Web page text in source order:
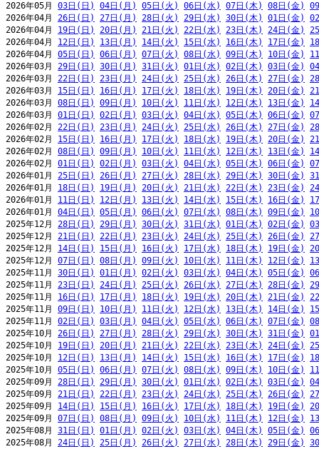
2026年05月 03日(日) 04日(月) 05日(火) 06日(水) 07日(木) 08日(金)
2026年04月 26日(日) 27日(月) 28日(火) 29日(水) 30日(木) 01日(金)
2026年04月 19日(日) 20日(月) 21日(火) 22日(水) 23日(木) 24日(金)
2026年04月 12日(日) 13日(月) 14日(火) 15日(水) 16日(木) 17日(金)
2026年04月 05日(日) 06日(月) 07日(火) 08日(水) 09日(木) 10日(金)
2026年03月 29日(日) 30日(月) 31日(火) 01日(水) 02日(木) 03日(金)
2026年03月 22日(日) 23日(月) 24日(火) 25日(水) 26日(木) 27日(金)
2026年03月 15日(日) 16日(月) 17日(火) 18日(水) 19日(木) 20日(金)
2026年03月 08日(日) 09日(月) 10日(火) 11日(水) 12日(木) 13日(金)
2026年03月 01日(日) 02日(月) 03日(火) 04日(水) 05日(木) 06日(金)
2026年02月 22日(日) 23日(月) 24日(火) 25日(水) 26日(木) 27日(金)
2026年02月 15日(日) 16日(月) 17日(火) 18日(水) 19日(木) 20日(金)
2026年02月 08日(日) 09日(月) 10日(火) 11日(水) 12日(木) 13日(金)
2026年02月 01日(日) 02日(月) 03日(火) 04日(水) 05日(木) 06日(金)
2026年01月 25日(日) 26日(月) 27日(火) 28日(水) 29日(木) 30日(金)
2026年01月 18日(日) 19日(月) 20日(火) 21日(水) 22日(木) 23日(金)
2026年01月 11日(日) 12日(月) 13日(火) 14日(水) 15日(木) 16日(金)
2026年01月 04日(日) 05日(月) 06日(火) 07日(水) 08日(木) 09日(金)
2025年12月 28日(日) 29日(月) 30日(火) 31日(水) 01日(木) 02日(金)
2025年12月 21日(日) 22日(月) 23日(火) 24日(水) 25日(木) 26日(金)
2025年12月 14日(日) 15日(月) 16日(火) 17日(水) 18日(木) 19日(金)
2025年12月 07日(日) 08日(月) 09日(火) 10日(水) 11日(木) 12日(金)
2025年11月 30日(日) 01日(月) 02日(火) 03日(水) 04日(木) 05日(金)
2025年11月 23日(日) 24日(月) 25日(火) 26日(水) 27日(木) 28日(金)
2025年11月 16日(日) 17日(月) 18日(火) 19日(水) 20日(木) 21日(金)
2025年11月 09日(日) 10日(月) 11日(火) 12日(水) 13日(木) 14日(金)
2025年11月 02日(日) 03日(月) 04日(火) 05日(水) 06日(木) 07日(金)
2025年10月 26日(日) 27日(月) 28日(火) 29日(水) 30日(木) 31日(金)
2025年10月 19日(日) 20日(月) 21日(火) 22日(水) 23日(木) 24日(金)
2025年10月 12日(日) 13日(月) 14日(火) 15日(水) 16日(木) 17日(金)
2025年10月 05日(日) 06日(月) 07日(火) 08日(水) 09日(木) 10日(金)
2025年09月 28日(日) 29日(月) 30日(火) 01日(水) 02日(木) 03日(金)
2025年09月 21日(日) 22日(月) 23日(火) 24日(水) 25日(木) 26日(金)
2025年09月 14日(日) 15日(月) 16日(火) 17日(水) 18日(木) 19日(金)
2025年09月 07日(日) 08日(月) 09日(火) 10日(水) 11日(木) 12日(金)
2025年08月 31日(日) 01日(月) 02日(火) 03日(水) 04日(木) 05日(金)
2025年08月 24日(日) 25日(月) 26日(火) 27日(水) 28日(木) 29日(金)